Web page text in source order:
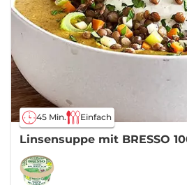
45 Min. Einfach
Linsensuppe mit BRESSO